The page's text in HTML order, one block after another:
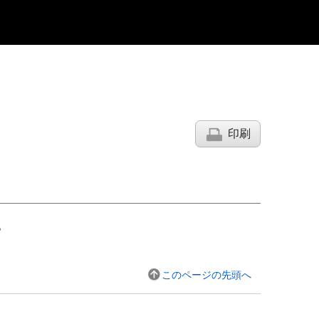
印刷
このページの先頭へ